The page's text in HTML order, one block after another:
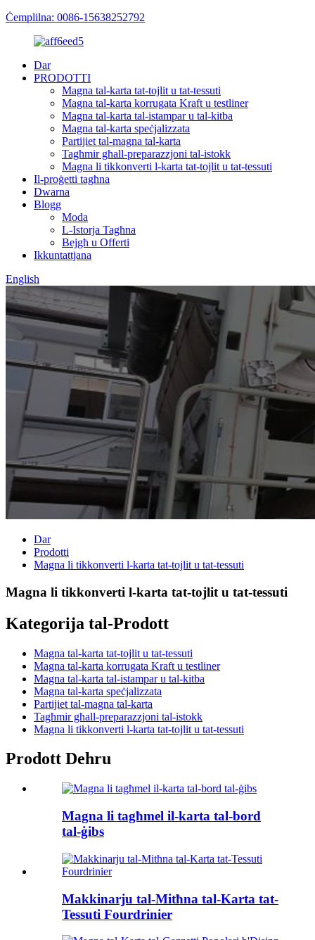
Ċemplilna: 0086-15638252792
Dar
PRODOTTI
Magna tal-karta tat-tojlit u tat-tessuti
Magna tal-karta korrugata Kraft u testliner
Magna tal-karta tal-istampar u tal-kitba
Magna tal-karta speċjalizzata
Partijiet tal-magna tal-karta
Tagħmir għall-preparazzjoni tal-istokk
Magna li tikkonverti l-karta tat-tojlit u tat-tessuti
Il-proġetti tagħna
Dwarna
Blogg
Moda
L-Istorja Tagħna
Bejgħ u Offerti
Ikkuntattjana
English
Dar
Prodotti
Magna li tikkonverti l-karta tat-tojlit u tat-tessuti
Magna li tikkonverti l-karta tat-tojlit u tat-tessuti
Kategorija tal-Prodott
Magna tal-karta tat-tojlit u tat-tessuti
Magna tal-karta korrugata Kraft u testliner
Magna tal-karta tal-istampar u tal-kitba
Magna tal-karta speċjalizzata
Partijiet tal-magna tal-karta
Tagħmir għall-preparazzjoni tal-istokk
Magna li tikkonverti l-karta tat-tojlit u tat-tessuti
Prodott Dehru
Magna li tagħmel il-karta tal-bord
tal-ġibs
Makkinarju tal-Mitħna tal-Karta tat-
Tessuti Fourdrinier